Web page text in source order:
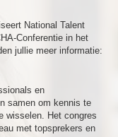
National Talent
Conferentie in het
jullie meer informatie:
en
samen om kennis te
wisselen. Het congres
met topsprekers en